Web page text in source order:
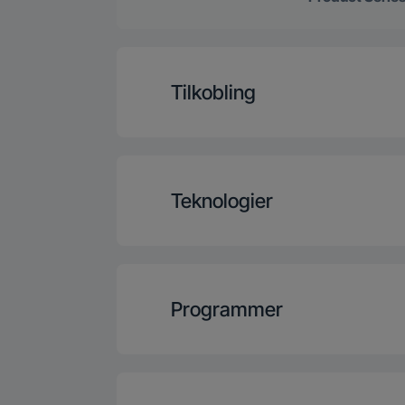
Tilkobling
Teknologier
Programmer